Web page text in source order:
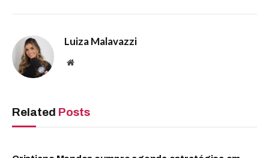
Luiza Malavazzi
Website
Related Posts